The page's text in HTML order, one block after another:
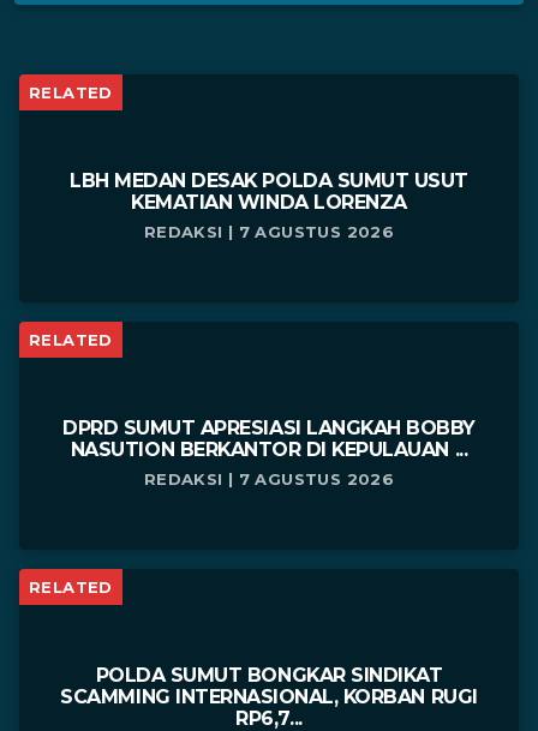
RELATED
LBH MEDAN DESAK POLDA SUMUT USUT
KEMATIAN WINDA LORENZA
REDAKSI | 7 AGUSTUS 2026
RELATED
DPRD SUMUT APRESIASI LANGKAH BOBBY
NASUTION BERKANTOR DI KEPULAUAN ...
REDAKSI | 7 AGUSTUS 2026
RELATED
POLDA SUMUT BONGKAR SINDIKAT
SCAMMING INTERNASIONAL, KORBAN RUGI
RP6,7...